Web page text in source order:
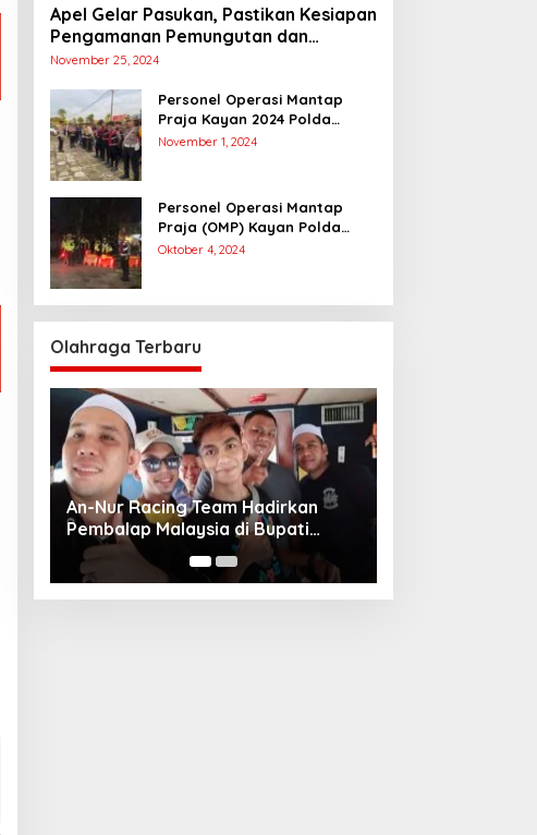
Apel Gelar Pasukan, Pastikan Kesiapan
Pengamanan Pemungutan dan
Penghitungan Suara
November 25, 2024
Personel Operasi Mantap
Praja Kayan 2024 Polda
Kaltara Laksanakan
Suara Dalam Rangka Pilkada
2024
November 1, 2024
Personel Operasi Mantap
Praja (OMP) Kayan Polda
Kaltara Laksanakan Pam
Oktober 4, 2024
Olahraga Terbaru
Unggul Adu Pinalti, Gapindo FC
Menanti Penantang Selanjutnya di
Semifinal Bupati Cup 2024